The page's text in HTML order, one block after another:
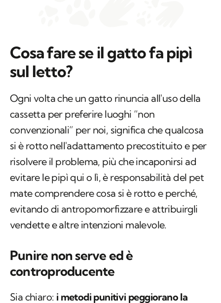
Cosa fare se il gatto fa pipì
sul letto?
Ogni volta che un gatto rinuncia all'uso della
cassetta per preferire luoghi “non
convenzionali” per noi, significa che qualcosa
si è rotto nell'adattamento precostituito e per
risolvere il problema, più che incaponirsi ad
evitare le pipì qui o lì, è responsabilità del pet
mate comprendere cosa si è rotto e perché,
evitando di antropomorfizzare e attribuirgli
vendette e altre intenzioni malevole.
Punire non serve ed è
controproducente
Sia chiaro: i metodi punitivi peggiorano la